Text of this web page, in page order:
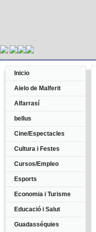
Inicio
Aielo de Malferit
Alfarrasí
bellus
Cine/Espectacles
Cultura i Festes
Cursos/Empleo
Esports
Economia i Turisme
Educació i Salut
Guadasséquies